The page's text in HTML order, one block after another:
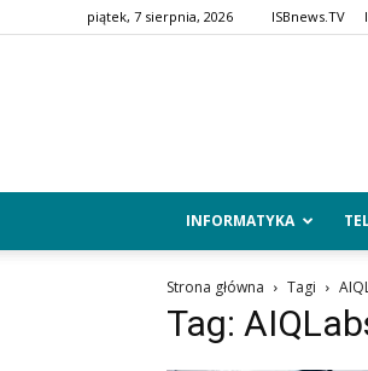
piątek, 7 sierpnia, 2026 ISBnews.TV
INFORMATYKA
Strona główna Tagi
Tag: